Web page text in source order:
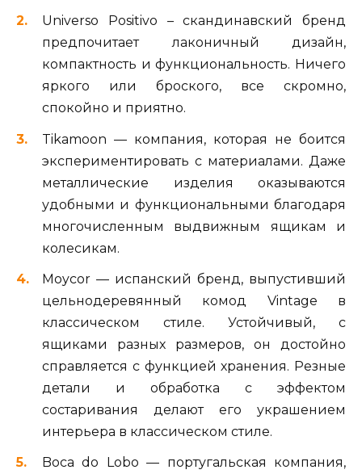
Universo Positivo – скандинавский бренд
предпочитает лаконичный дизайн,
компактность и функциональность. Ничего
яркого или броского, все скромно,
спокойно и приятно.
Tikamoon — компания, которая не боится
экспериментировать с материалами. Даже
металлические изделия оказываются
удобными и функциональными благодаря
многочисленным выдвижным ящикам и
колесикам.
Moycor — испанский бренд, выпустивший
цельнодеревянный комод Vintage в
классическом стиле. Устойчивый, с
ящиками разных размеров, он достойно
справляется с функцией хранения. Резные
детали и обработка с эффектом
состаривания делают его украшением
интерьера в классическом стиле.
Boca do Lobo — португальская компания,